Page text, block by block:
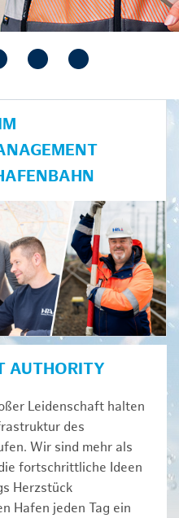
AUTHORITY
Leidenschaft halten
des
Wir sind mehr als
fortschrittliche Ideen
Herzstück
Hafen jeden Tag ein